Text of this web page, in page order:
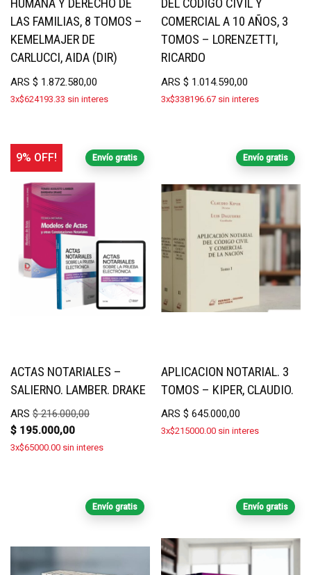
HUMANA Y DERECHO DE
LAS FAMILIAS, 8 TOMOS –
KEMELMAJER DE
CARLUCCI, AIDA (DIR)
ARS $ 1.872.580,00
3x$624193.33 sin interes
DEL CÓDIGO CIVIL Y
COMERCIAL A 10 AÑOS, 3
TOMOS – LORENZETTI,
RICARDO
ARS$ 1.014.590,00
3x$338196.67 sin interes
Envío gratis
9% OFF!
ACTAS NOTARIALES –
SALIERNO. LAMBER. DRAKE
ARS $216.000,00
$ 195.000,00
3x$65000.00 sin interes
Envío gratis
APLICACION NOTARIAL. 3
TOMOS – KIPER, CLAUDIO.
ARS$ 645.000,00
3x$215000.00 sin interes
Envío gratis Envío gratis